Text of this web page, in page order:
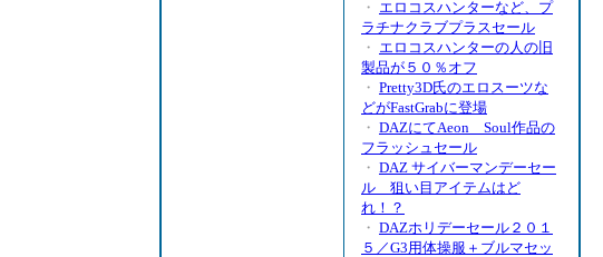
・ エロコスハンターなど、プ
ラチナクラブプラスセール
・ エロコスハンターの人の旧
製品が５０％オフ
・ Pretty3D氏のエロスーツな
どがFastGrabに登場
・ DAZにてAeon Soul作品の
フラッシュセール
・ DAZ サイバーマンデーセー
ル 狙い目アイテムはど
れ！？
・ DAZホリデーセール２０１
５／G3用体操服＋ブルマセッ